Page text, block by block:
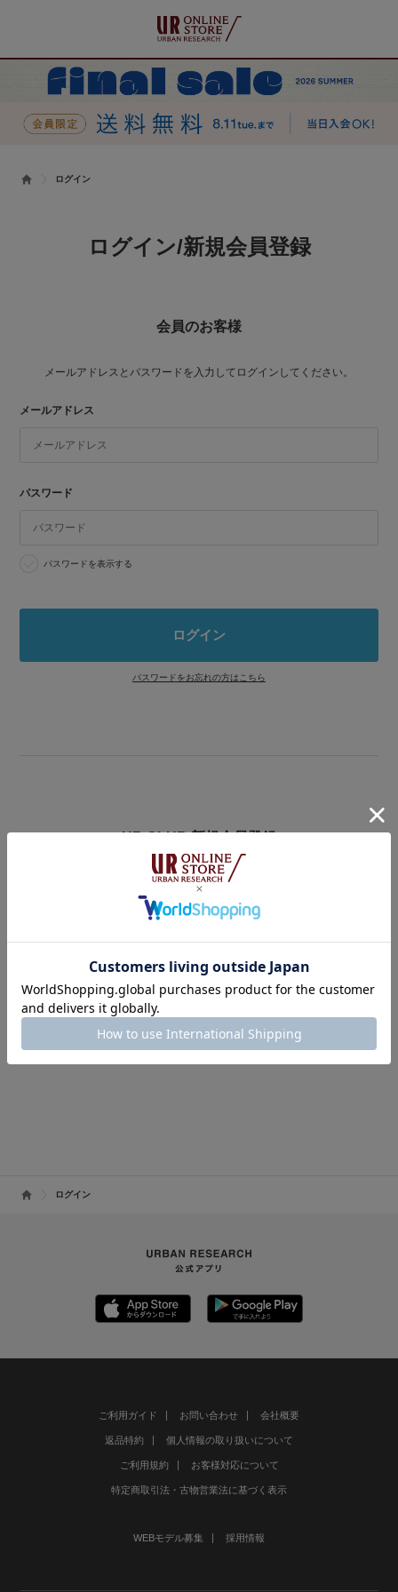
ログイン
ログイン/新規会員登録
会員のお客様
メールアドレスとパスワードを入力してログインしてください。
メールアドレス
パスワード
パスワードを表示する
パスワードをお忘れの方はこちら
UR CLUB 新規会員登録
アーバンリサーチオンラインストアのログインには
オンラインストア・店舗共通会員サービス「UR CLUB」への登録が必要で
す。
※UR CLUB会員サイトへ移動します。
UR CLUBの詳しいサービス内容はこちら
ログイン
ご利用ガイド お問い合わせ 会社概要
返品特約 個人情報の取り扱いについて
ご利用規約 お客様対応について
特定商取引法・古物営業法に基づく表示
WEBモデル募集 採用情報